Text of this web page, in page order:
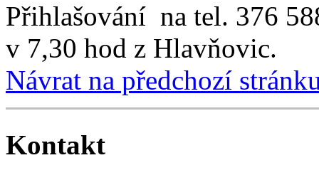
Přihlašování na tel. 376
v 7,30 hod z Hlavňovic.
Návrat na předchozí
Kontakt